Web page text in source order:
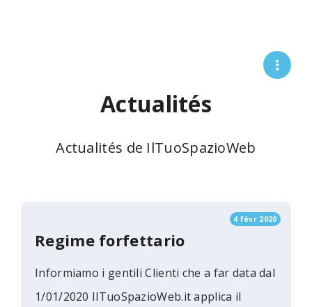
Actualités
Actualités de IlTuoSpazioWeb
4 févr 2020
Regime forfettario
Informiamo i gentili Clienti che a far data dal
1/01/2020 IlTuoSpazioWeb.it applica il